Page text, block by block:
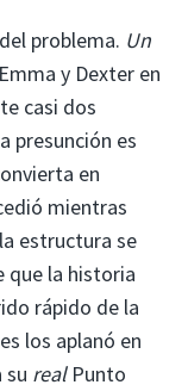
problema. Un
y Dexter en
casi dos
presunción es
en
mientras
estructura se
que la historia
rápido de la
los aplanó en
su realPunto